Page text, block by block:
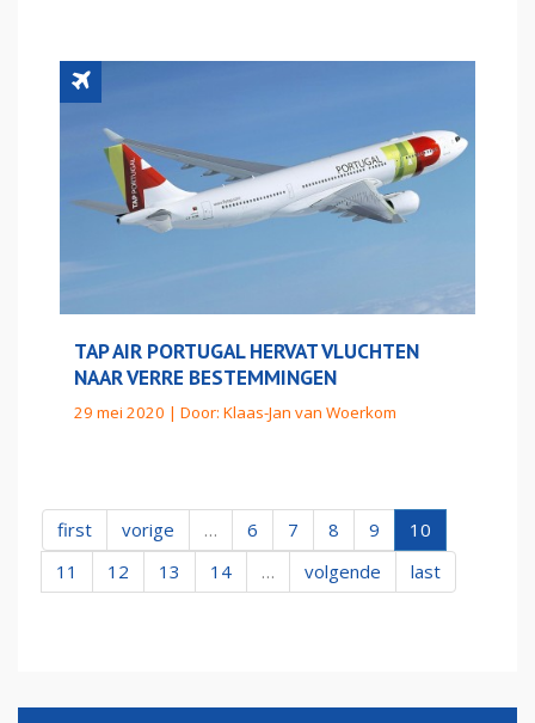
TAP AIR PORTUGAL HERVAT VLUCHTEN
NAAR VERRE BESTEMMINGEN
29 mei 2020 | Door: Klaas-Jan van Woerkom
first vorige … 6 7 8 9
10
11
12 13 14 … volgende last